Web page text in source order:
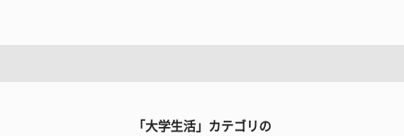
「大学生活」カテゴリの